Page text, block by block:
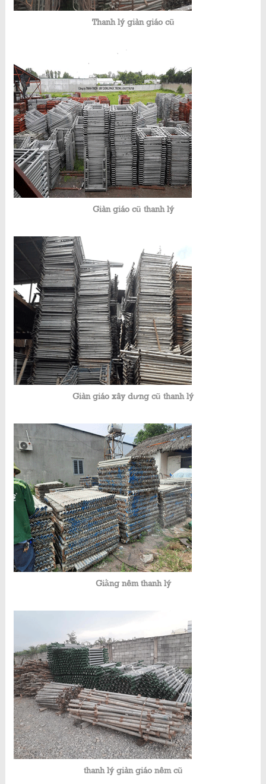
Thanh lý giàn giáo cũ
Giàn giáo cũ thanh lý
Giàn giáo xây dưng cũ thanh lý
Giằng nêm thanh lý
thanh lý giàn giáo nêm cũ